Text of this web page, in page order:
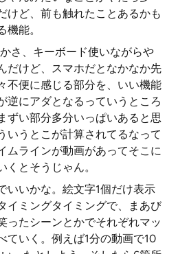
けど、前も触れたことあるかも
機能。
さ、キーボード使いながらや
だけど、スマホだとなかなか先
不便に感じる部分を、いい機能
逆にアダとなるっていうところ
ずい部分多分いっぱいあると思
いうとこが計算されてるなって
ムラインが動画があってそこに
くとそうじゃん。
いいかな。絵文字1個だけ表示
イミングタイミングで、まあび
ったシーンとかでそれぞれマッ
ていく。例えば1分の動画で10